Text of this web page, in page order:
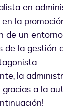
en
la
un
la gestión
la
a la